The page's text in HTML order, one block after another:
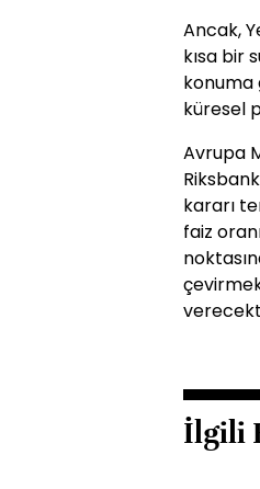
Ancak,
kısa bir
konuma
küresel
Avrupa
kararı
faiz
İlgili